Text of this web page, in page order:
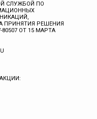
СЛУЖБОЙ ПО
ПРИНЯТИЯ РЕШЕНИЯ
ОТ 15 МАРТА